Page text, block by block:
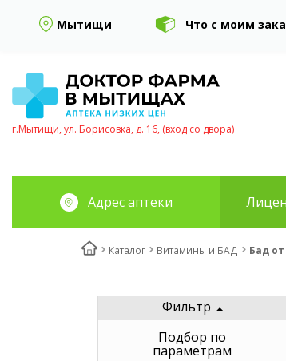
Мытищи Что с моим
г.Мытищи, ул. Борисовка, д. 16, (вход со двора)
Адрес аптеки
Каталог Витамины и БАД Бад
Фильтр
Подбор по
параметрам